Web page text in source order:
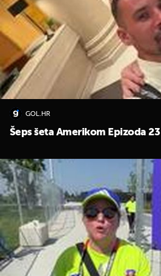
GOL.HR
Šeps šeta Amerikom Epizoda 23